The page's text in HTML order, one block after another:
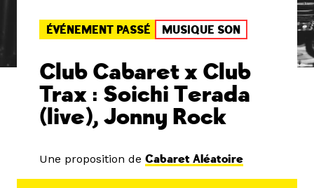
ÉVÉNEMENT PASSÉ MUSIQUE SON
Club Cabaret x Club
Trax : Soichi Terada
(live), Jonny Rock
Une proposition de Cabaret Aléatoire